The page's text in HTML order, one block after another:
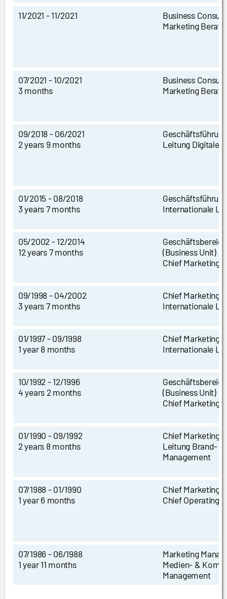
11/2021 - 11/2021
Business
Marketing
07/2021 - 10/2021
3 months
Business
Marketing
09/2018 - 06/2021
2 years 9 months
Leitung Digitales
01/2015 - 08/2018
3 years 7 months
Geschäftsführung
Internationale
05/2002 - 12/2014
12 years 7 months
(Business Unit)
Chief Marketing
09/1998 - 04/2002
3 years 7 months
Chief Marketing
Internationale
01/1997 - 09/1998
1 year 8 months
Chief Marketing
Internationale
10/1992 - 12/1996
4 years 2 months
(Business Unit)
Chief Marketing
01/1990 - 09/1992
2 years 8 months
Chief Marketing
Leitung Brand- /
Management
07/1988 - 01/1990
1 year 6 months
Chief Marketing
Chief Operating
07/1986 - 06/1988
1 year 11 months
Marketing
Medien- &
Management